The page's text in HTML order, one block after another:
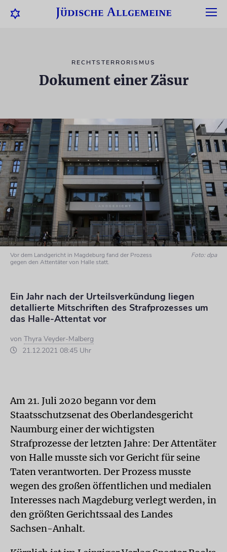
RECHTSTERRORISMUS
Dokument einer Zäsur
Vor dem Landgericht in Magdeburg fand der Prozess
gegen den Attentäter von Halle statt.
Foto: dpa
Ein Jahr nach der Urteilsverkündung liegen
detallierte Mitschriften des Strafprozesses um
das Halle-Attentat vor
von Thyra Veyder-Malberg
21.12.2021 08:45 Uhr
Am 21. Juli 2020 begann vor dem
Staatsschutzsenat des Oberlandesgericht
Naumburg einer der wichtigsten
Strafprozesse der letzten Jahre: Der Attentäter
von Halle musste sich vor Gericht für seine
Taten verantworten. Der Prozess musste
wegen des großen öffentlichen und medialen
Interesses nach Magdeburg verlegt werden, in
den größten Gerichtssaal des Landes
Sachsen-Anhalt.